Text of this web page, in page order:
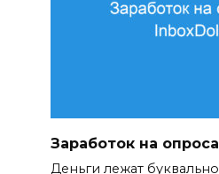
Заработок на
Деньги лежат